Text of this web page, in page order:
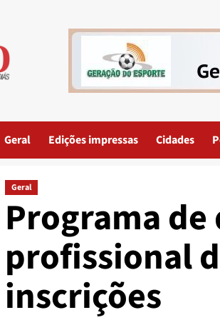
Geral Edições impressas Cidades
Geral
Programa
profissional
inscrições